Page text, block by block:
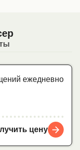
ежедневно
цену